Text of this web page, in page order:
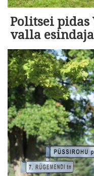
Politsei
valla